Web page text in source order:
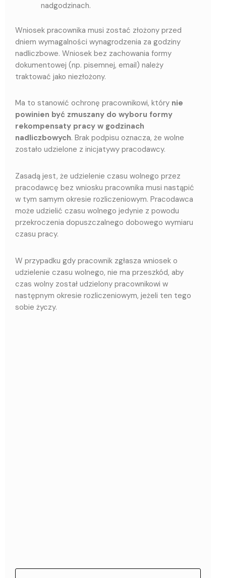
nadgodzinach.
Wniosek pracownika musi zostać złożony przed
dniem wymagalności wynagrodzenia za godziny
nadliczbowe. Wniosek bez zachowania formy
dokumentowej (np. pisemnej, email) należy
traktować jako niezłożony.
Ma to stanowić ochronę pracownikowi, który nie
powinien być zmuszany do wyboru formy
rekompensaty pracy w godzinach
nadliczbowych. Brak podpisu oznacza, że wolne
zostało udzielone z inicjatywy pracodawcy.
Zasadą jest, że udzielenie czasu wolnego przez
pracodawcę bez wniosku pracownika musi nastąpić
w tym samym okresie rozliczeniowym. Pracodawca
może udzielić czasu wolnego jedynie z powodu
przekroczenia dopuszczalnego dobowego wymiaru
czasu pracy.
W przypadku gdy pracownik zgłasza wniosek o
udzielenie czasu wolnego, nie ma przeszkód, aby
czas wolny został udzielony pracownikowi w
następnym okresie rozliczeniowym, jeżeli ten tego
sobie życzy.